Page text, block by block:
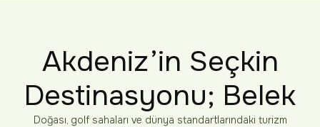
Akdeniz’in Seçkin
Destinasyonu; Belek
Doğası, golf sahaları ve dünya standartlarındaki turizm